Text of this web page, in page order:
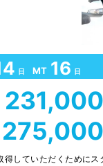
日 MT 16 日
231,000
275,000
得していただくためにス